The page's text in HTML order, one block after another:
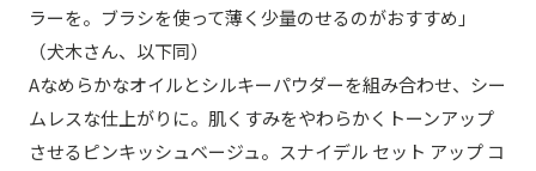
ラーを。ブラシを使って薄く少量のせるのがおすすめ」
（犬木さん、以下同）
Aなめらかなオイルとシルキーパウダーを組み合わせ、シー
ムレスな仕上がりに。肌くすみをやわらかくトーンアップ
させるピンキッシュベージュ。スナイデル セット アップ コ